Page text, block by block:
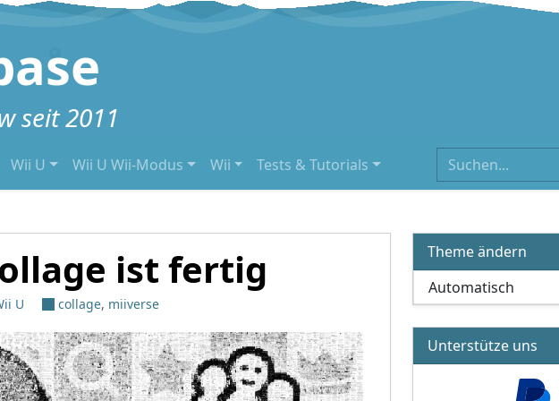
seit 2011
Wii U Wii U Wii-Modus Wii Tests & Tutorials Suchen
ist fertig
U collage, miiverse
Theme ändern
Unterstütze uns